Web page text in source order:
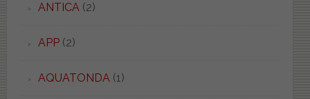
ANTICA(2)
APP(2)
AQUATONDA(1)